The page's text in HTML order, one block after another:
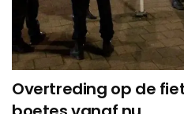
Overtreding op de